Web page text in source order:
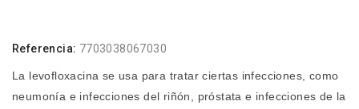
Referencia: 7703038067030
La levofloxacina se usa para tratar ciertas infecciones, como
neumonía e infecciones del riñón, próstata e infecciones de la